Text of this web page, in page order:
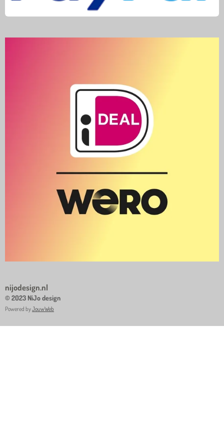
nijodesign.nl
© 2023 NiJo design
Powered byJouwWeb